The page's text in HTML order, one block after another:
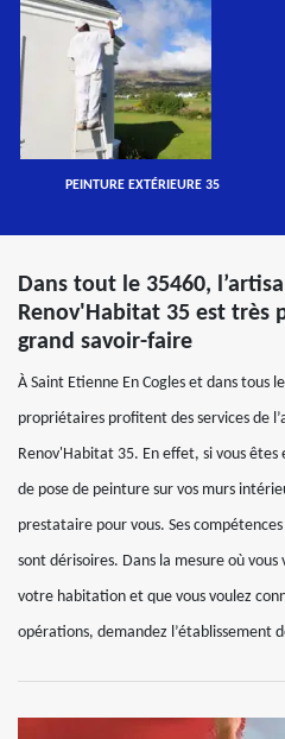
PEINTURE EXTÉRIEURE 35
Dans tout le 35460,
Renov'Habitat 35 est très
grand savoir-faire
À Saint Etienne En Cogles et dans tous
propriétaires profitent des services de
Renov'Habitat 35. En effet, si vous
de pose de peinture sur vos murs
prestataire pour vous. Ses
sont dérisoires. Dans la mesure où
votre habitation et que vous voulez
opérations, demandez l’établissement